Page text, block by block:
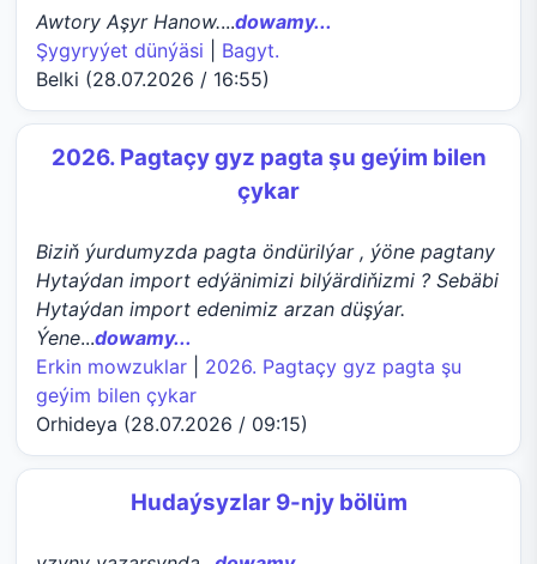
Awtory Aşyr Hanow....dowamy...
Şygyryýet dünýäsi
Bagyt.
Belki (28.07.2026 / 16:55)
2026. Pagtaçy gyz pagta şu geýim bilen
çykar
Biziň ýurdumyzda pagta öndürilýar , ýöne pagtany
Hytaýdan import edýänimizi bilýärdiňizmi ? Sebäbi
Hytaýdan import edenimiz arzan düşýar.
Ýene...dowamy...
Erkin mowzuklar
2026. Pagtaçy gyz pagta şu
geýim bilen çykar
Orhideya (28.07.2026 / 09:15)
Hudaýsyzlar 9-njy bölüm